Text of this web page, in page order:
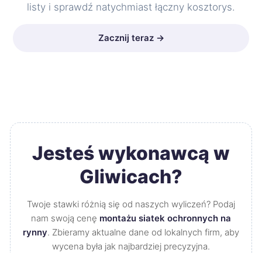
listy i sprawdź natychmiast łączny kosztorys.
Zacznij teraz →
Jesteś wykonawcą w
Gliwicach?
Twoje stawki różnią się od naszych wyliczeń? Podaj
nam swoją cenę montażu siatek ochronnych na
rynny. Zbieramy aktualne dane od lokalnych firm, aby
wycena była jak najbardziej precyzyjna.